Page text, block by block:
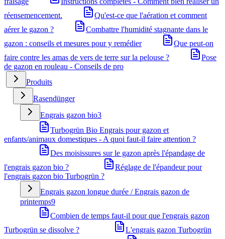
réensemencement.
Qu'est-ce que l'aération et comment
aérer le gazon ?
Combattre l'humidité stagnante dans le
gazon : conseils et mesures pour y remédier
Que peut-on
faire contre les amas de vers de terre sur la pelouse ?
Pose
de gazon en rouleau - Conseils de pro
Produits
Rasendünger
Engrais gazon bio3
Turbogrün Bio Engrais pour gazon et
enfants/animaux domestiques - A quoi faut-il faire attention ?
Des moisissures sur le gazon après l'épandage de
l'engrais gazon bio ?
Réglage de l'épandeur pour
l'engrais gazon bio Turbogrün ?
Engrais gazon longue durée / Engrais gazon de
printemps9
Combien de temps faut-il pour que l'engrais gazon
Turbogrün se dissolve ?
L'engrais gazon Turbogrün